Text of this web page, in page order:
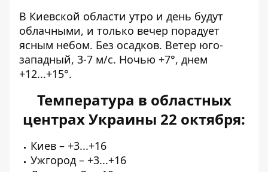
В Киевской области утро и день будут
облачными, и только вечер порадует
ясным небом. Без осадков. Ветер юго-
западный, 3-7 м/с. Ночью +7°, днем ​​
+12...+15°.
Температура в областных
центрах Украины 22 октября:
Киев – +3...+16
Ужгород – +3...+16